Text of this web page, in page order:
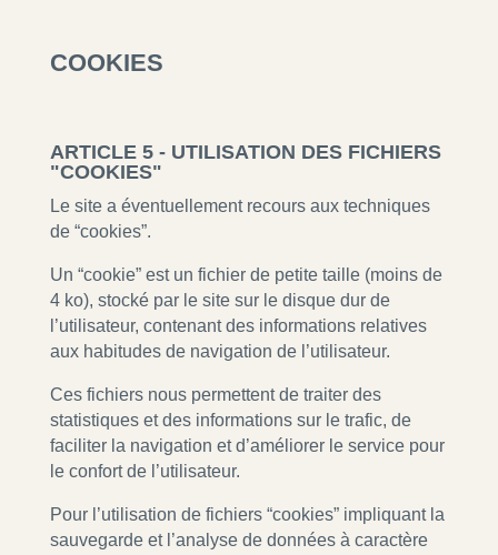
COOKIES
ARTICLE 5 - UTILISATION DES FICHIERS
"COOKIES"
Le site a éventuellement recours aux techniques
de “cookies”.
Un “cookie” est un fichier de petite taille (moins de
4 ko), stocké par le site sur le disque dur de
l’utilisateur, contenant des informations relatives
aux habitudes de navigation de l’utilisateur.
Ces fichiers nous permettent de traiter des
statistiques et des informations sur le trafic, de
faciliter la navigation et d’améliorer le service pour
le confort de l’utilisateur.
Pour l’utilisation de fichiers “cookies” impliquant la
sauvegarde et l’analyse de données à caractère